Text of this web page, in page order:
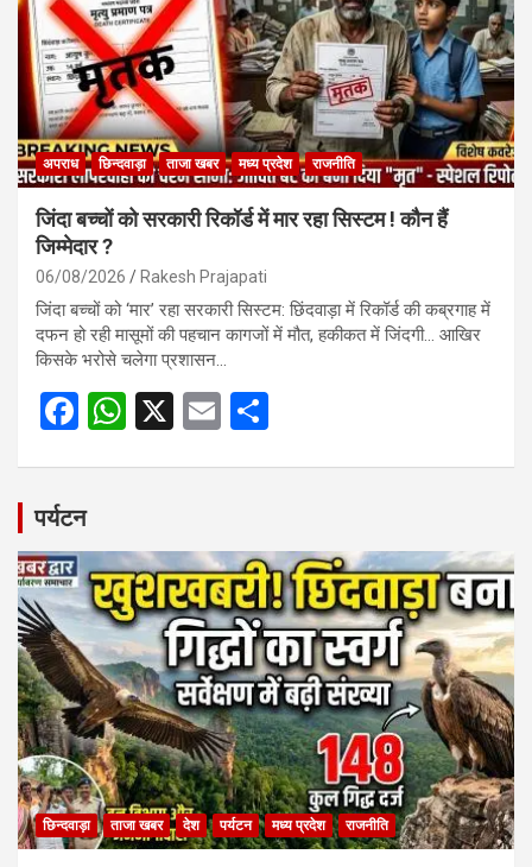
k
p
अपराध छिन्दवाड़ा ताजा खबर मध्य प्रदेश राजनीति
जिंदा बच्चों को सरकारी रिकॉर्ड में मार रहा सिस्टम ! कौन हैं
जिम्मेदार ?
06/08/2026 Rakesh Prajapati
जिंदा बच्चों को ‘मार’ रहा सरकारी सिस्टम: छिंदवाड़ा में रिकॉर्ड की कब्रगाह में
दफन हो रही मासूमों की पहचान कागजों में मौत, हकीकत में जिंदगी… आखिर
किसके भरोसे चलेगा प्रशासन…
F
b
o
o
k
W
A
p
p
X
E
पर्यटन
छिन्दवाड़ा ताजा खबर देश पर्यटन मध्य प्रदेश राजनीति